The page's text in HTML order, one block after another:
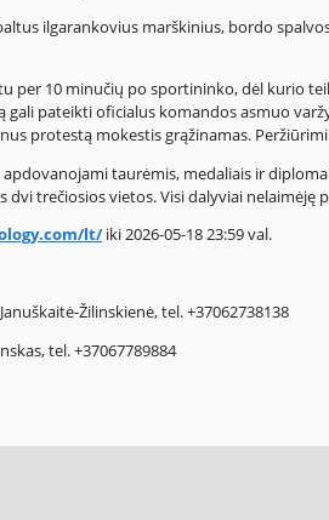
ilgarankovius marškinius, bordo
per 10 minučių po sportininko, dėl kurio
pateikti oficialus komandos asmuo
protestą mokestis grąžinamas.
taurėmis, medaliais ir
trečiosios vietos. Visi dalyviai
lt/iki 2026-05-18 23:59 val.
Žilinskienė, tel. +37062738138
tel. +37067789884